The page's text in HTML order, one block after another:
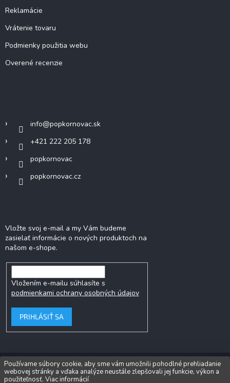
Používame súbory cookie, aby sme vám umožnili pohodlné prehliadanie
webovej stránky a vďaka analýze neustále zlepšovali jej funkcie, výkon a
použiteľnosť. Viac informácií
Reklamácie
Vrátenie tovaru
Podmienky použitia webu
Overené recenzie
info@popkornovac.sk
+421 222 205 178
popkornovac
popkornovac.cz
Vložte svoj e-mail a my Vám budeme
zasielať informácie o nových produktoch na
našom e-shope.
Vložením e-mailu súhlasíte s
podmienkami ochrany osobných údajov
PRIHLÁSIŤ SA
Copyright 2026Popkornovač.sk. Všetky práva vyhradené.Upraviť